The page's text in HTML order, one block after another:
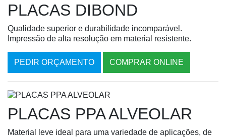
PLACAS DIBOND
Qualidade superior e durabilidade incomparável.
Impressão de alta resolução em material resistente.
PEDIR ORÇAMENTO COMPRAR ONLINE
PLACAS PPA ALVEOLAR
Material leve ideal para uma variedade de aplicações, de